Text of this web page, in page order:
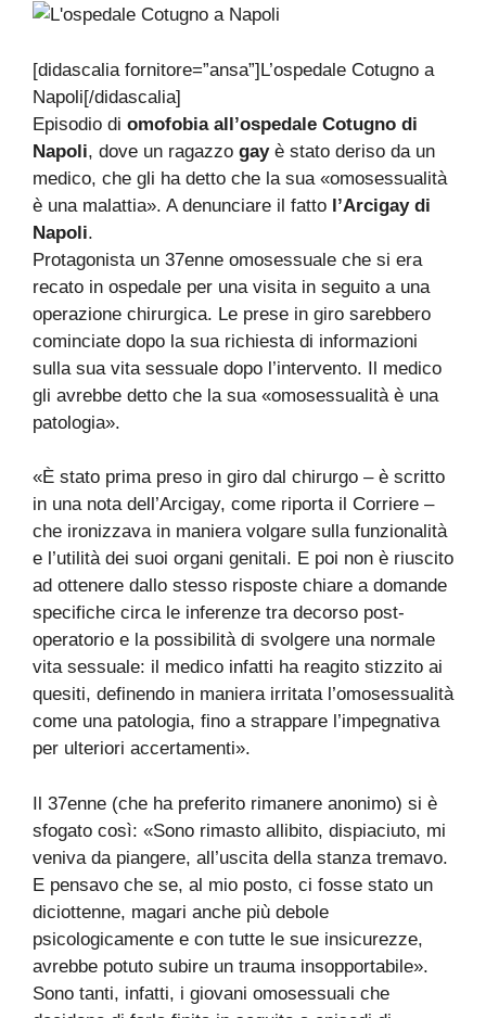
[didascalia fornitore=”ansa”]L’ospedale Cotugno a
Napoli[/didascalia]
Episodio di omofobia all’ospedale Cotugno di
Napoli, dove un ragazzo gay è stato deriso da un
medico, che gli ha detto che la sua «omosessualità
è una malattia». A denunciare il fatto l’Arcigay di
Napoli.
Protagonista un 37enne omosessuale che si era
recato in ospedale per una visita in seguito a una
operazione chirurgica. Le prese in giro sarebbero
cominciate dopo la sua richiesta di informazioni
sulla sua vita sessuale dopo l’intervento. Il medico
gli avrebbe detto che la sua «omosessualità è una
patologia».
«È stato prima preso in giro dal chirurgo – è scritto
in una nota dell’Arcigay, come riporta il Corriere –
che ironizzava in maniera volgare sulla funzionalità
e l’utilità dei suoi organi genitali. E poi non è riuscito
ad ottenere dallo stesso risposte chiare a domande
specifiche circa le inferenze tra decorso post-
operatorio e la possibilità di svolgere una normale
vita sessuale: il medico infatti ha reagito stizzito ai
quesiti, definendo in maniera irritata l’omosessualità
come una patologia, fino a strappare l’impegnativa
per ulteriori accertamenti».
Il 37enne (che ha preferito rimanere anonimo) si è
sfogato così: «Sono rimasto allibito, dispiaciuto, mi
veniva da piangere, all’uscita della stanza tremavo.
E pensavo che se, al mio posto, ci fosse stato un
diciottenne, magari anche più debole
psicologicamente e con tutte le sue insicurezze,
avrebbe potuto subire un trauma insopportabile».
Sono tanti, infatti, i giovani omosessuali che